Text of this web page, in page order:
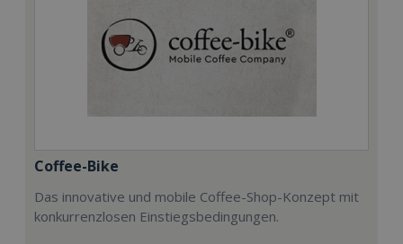
Coffee-Bike
Das innovative und mobile Coffee-Shop-Konzept mit
konkurrenzlosen Einstiegsbedingungen.